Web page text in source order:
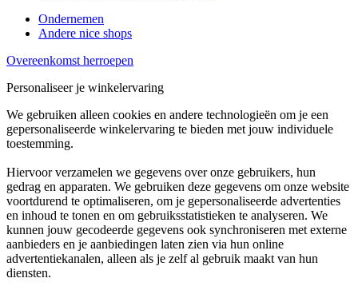
Ondernemen
Andere nice shops
Overeenkomst herroepen
Personaliseer je winkelervaring
We gebruiken alleen cookies en andere technologieën om je een
gepersonaliseerde winkelervaring te bieden met jouw individuele
toestemming.
Hiervoor verzamelen we gegevens over onze gebruikers, hun
gedrag en apparaten. We gebruiken deze gegevens om onze website
voortdurend te optimaliseren, om je gepersonaliseerde advertenties
en inhoud te tonen en om gebruiksstatistieken te analyseren. We
kunnen jouw gecodeerde gegevens ook synchroniseren met externe
aanbieders en je aanbiedingen laten zien via hun online
advertentiekanalen, alleen als je zelf al gebruik maakt van hun
diensten.